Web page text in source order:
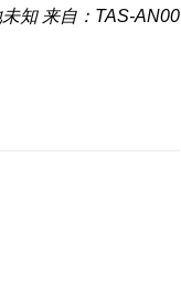
未知 来自：TAS-AN00